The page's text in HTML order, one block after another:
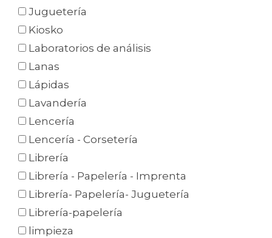
Juguetería
Kiosko
Laboratorios de análisis
Lanas
Lápidas
Lavandería
Lencería
Lencería - Corsetería
Librería
Librería - Papelería - Imprenta
Librería- Papelería- Juguetería
Librería-papelería
limpieza